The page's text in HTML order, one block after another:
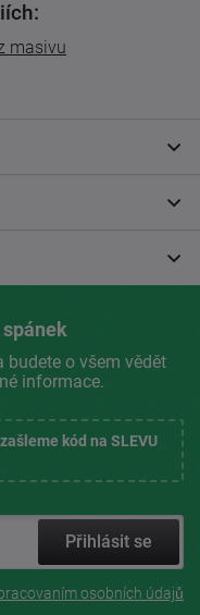
masivu
budete o všem vědět
informace.
kód na SLEVU
Přihlásit se
osobních údajů